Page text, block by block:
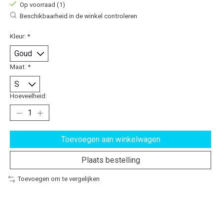
Op voorraad (1)
Beschikbaarheid in de winkel controleren
Kleur: *
Maat: *
Hoeveelheid:
Toevoegen aan winkelwagen
Plaats bestelling
Toevoegen om te vergelijken